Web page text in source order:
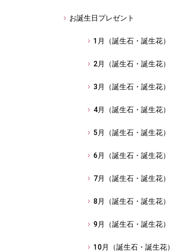
お誕生日プレゼント
1月（誕生石・誕生花）
2月（誕生石・誕生花）
3月（誕生石・誕生花）
4月（誕生石・誕生花）
5月（誕生石・誕生花）
6月（誕生石・誕生花）
7月（誕生石・誕生花）
8月（誕生石・誕生花）
9月（誕生石・誕生花）
10月（誕生石・誕生花）